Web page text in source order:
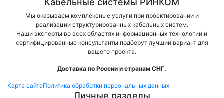
Кабельные системы РИНКОМ
Мы оказываем комплексные услуги при проектировании и
реализации структурированных кабельных систем.
Наши эксперты во всех областях информационных технологий и
сертифицированные консультанты подберут лучший вариант для
вашего проекта.
Доставка по России и странам СНГ.
Карта сайтаПолитика обработки персональных данных
Личные разделы